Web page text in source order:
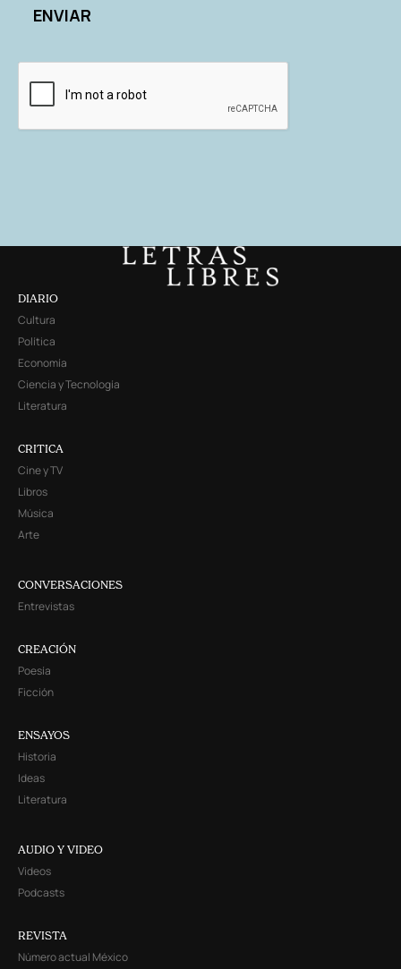
DIARIO
Cultura
Política
Economía
Ciencia y Tecnología
Literatura
CRITICA
Cine y TV
Libros
Música
Arte
CONVERSACIONES
Entrevistas
CREACIÓN
Poesía
Ficción
ENSAYOS
Historia
Ideas
Literatura
AUDIO Y VIDEO
Videos
Podcasts
REVISTA
Número actual México